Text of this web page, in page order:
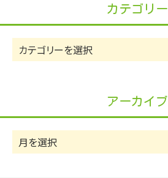
カテゴリー
カ
テ
アーカイブ
ー